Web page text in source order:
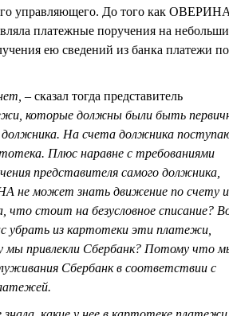
управляющего. До того как ОВЕРИНА
платежные поручения на
ею сведений из банка платежи
– сказал тогда представитель
которые должны были быть
должника. На счета должника
Плюс наравне с требованиями
представителя самого должника,
не может знать движение по счету и
что стоит на безусловное списание?
убрать из картотеки эти платежи,
привлекли Сбербанк? Потому что
Сбербанк в соответствии с